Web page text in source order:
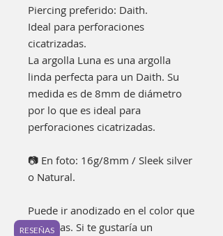
Piercing preferido: Daith.
Ideal para perforaciones
cicatrizadas.
La argolla Luna es una argolla
linda perfecta para un Daith. Su
medida es de 8mm de diámetro
por lo que es ideal para
perforaciones cicatrizadas.
📷 En foto: 16g/8mm / Sleek silver
o Natural.
Puede ir anodizado en el color que
prefieras. Si te gustaría un
RESEÑAS